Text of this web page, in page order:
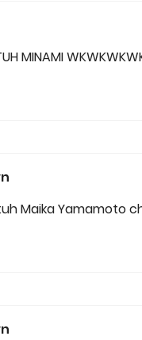
MINAMI
Maika Yamamoto